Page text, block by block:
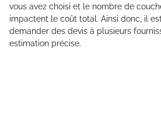
vous avez choisi et le nombre de
impactent le coût total. Ainsi donc, il
demander des devis à plusieurs
estimation précise.